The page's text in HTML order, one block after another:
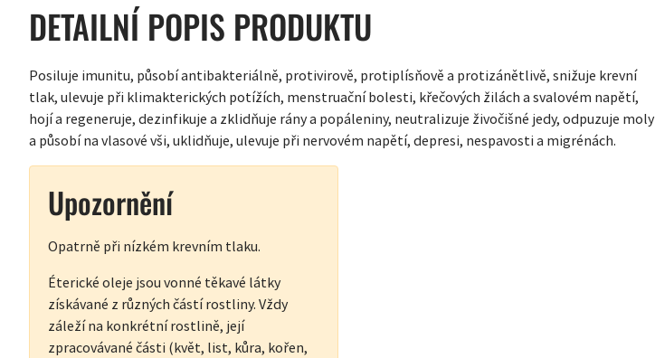
DETAILNÍ POPIS PRODUKTU
Posiluje imunitu, působí antibakteriálně, protivirově, protiplísňově a protizánětlivě, snižuje krevní
tlak, ulevuje při klimakterických potížích, menstruační bolesti, křečových žilách a svalovém napětí,
hojí a regeneruje, dezinfikuje a zklidňuje rány a popáleniny, neutralizuje živočišné jedy, odpuzuje moly
a působí na vlasové vši, uklidňuje, ulevuje při nervovém napětí, depresi, nespavosti a migrénách.
Upozornění
Opatrně při nízkém krevním tlaku.
Éterické oleje jsou vonné těkavé látky
získávané z různých částí rostliny. Vždy
záleží na konkrétní rostlině, její
zpracovávané části (květ, list, kůra, kořen,